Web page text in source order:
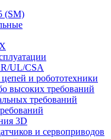
(SM)
UL/CSA
и робототехники
высоких требований
требований
3D
и сервоприводов